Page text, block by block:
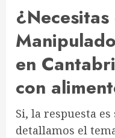
en
con
Si, la respuesta
detallamos el